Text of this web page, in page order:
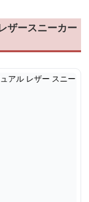
ザースニーカー